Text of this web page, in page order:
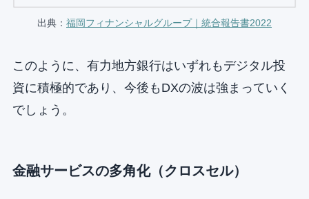
出典： 福岡フィナンシャルグループ｜統合報告書2022
このように、有力地方銀行はいずれもデジタル投
資に積極的であり、今後もDXの波は強まっていく
でしょう。
金融サービスの多角化（クロスセル）